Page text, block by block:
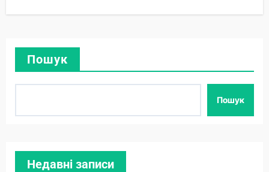
Пошук
Пошук
Недавні записи